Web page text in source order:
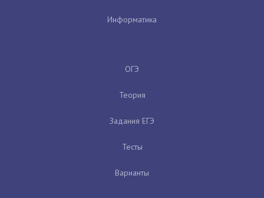
Информатика
ОГЭ
Теория
Задания ЕГЭ
Тесты
Варианты